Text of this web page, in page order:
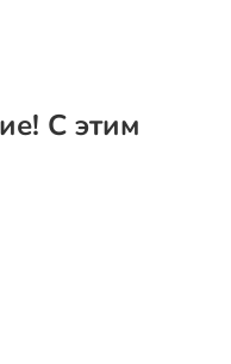
С этим